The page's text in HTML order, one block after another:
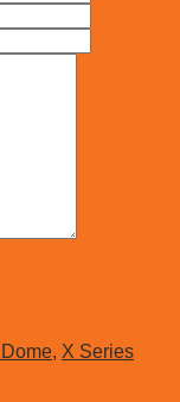
, X Series